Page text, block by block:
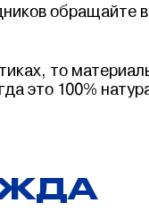
то
это 100%